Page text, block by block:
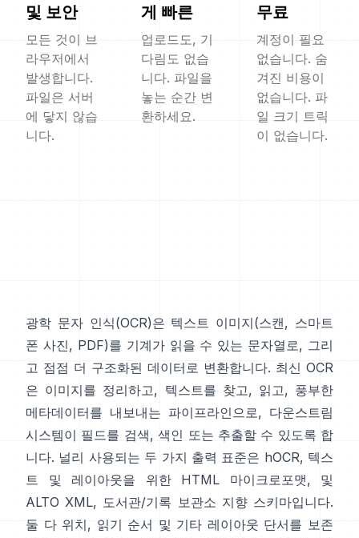
및 보안
모든 것이 브
라우저에서
발생합니다.
파일은 서버
에 닿지 않습
니다.
게 빠른
업로드도, 기
다림도 없습
니다. 파일을
놓는 순간 변
환하세요.
무료
계정이 필요
없습니다. 숨
겨진 비용이
없습니다. 파
일 크기 트릭
이 없습니다.
광학 문자 인식(OCR)은 텍스트 이미지(스캔, 스마트
폰 사진, PDF)를 기계가 읽을 수 있는 문자열로, 그리
고 점점 더 구조화된 데이터로 변환합니다. 최신 OCR
은 이미지를 정리하고, 텍스트를 찾고, 읽고, 풍부한
메타데이터를 내보내는 파이프라인으로, 다운스트림
시스템이 필드를 검색, 색인 또는 추출할 수 있도록 합
니다. 널리 사용되는 두 가지 출력 표준은 hOCR, 텍스
트 및 레이아웃을 위한 HTML 마이크로포맷, 및
ALTO XML, 도서관/기록 보관소 지향 스키마입니다.
둘 다 위치, 읽기 순서 및 기타 레이아웃 단서를 보존